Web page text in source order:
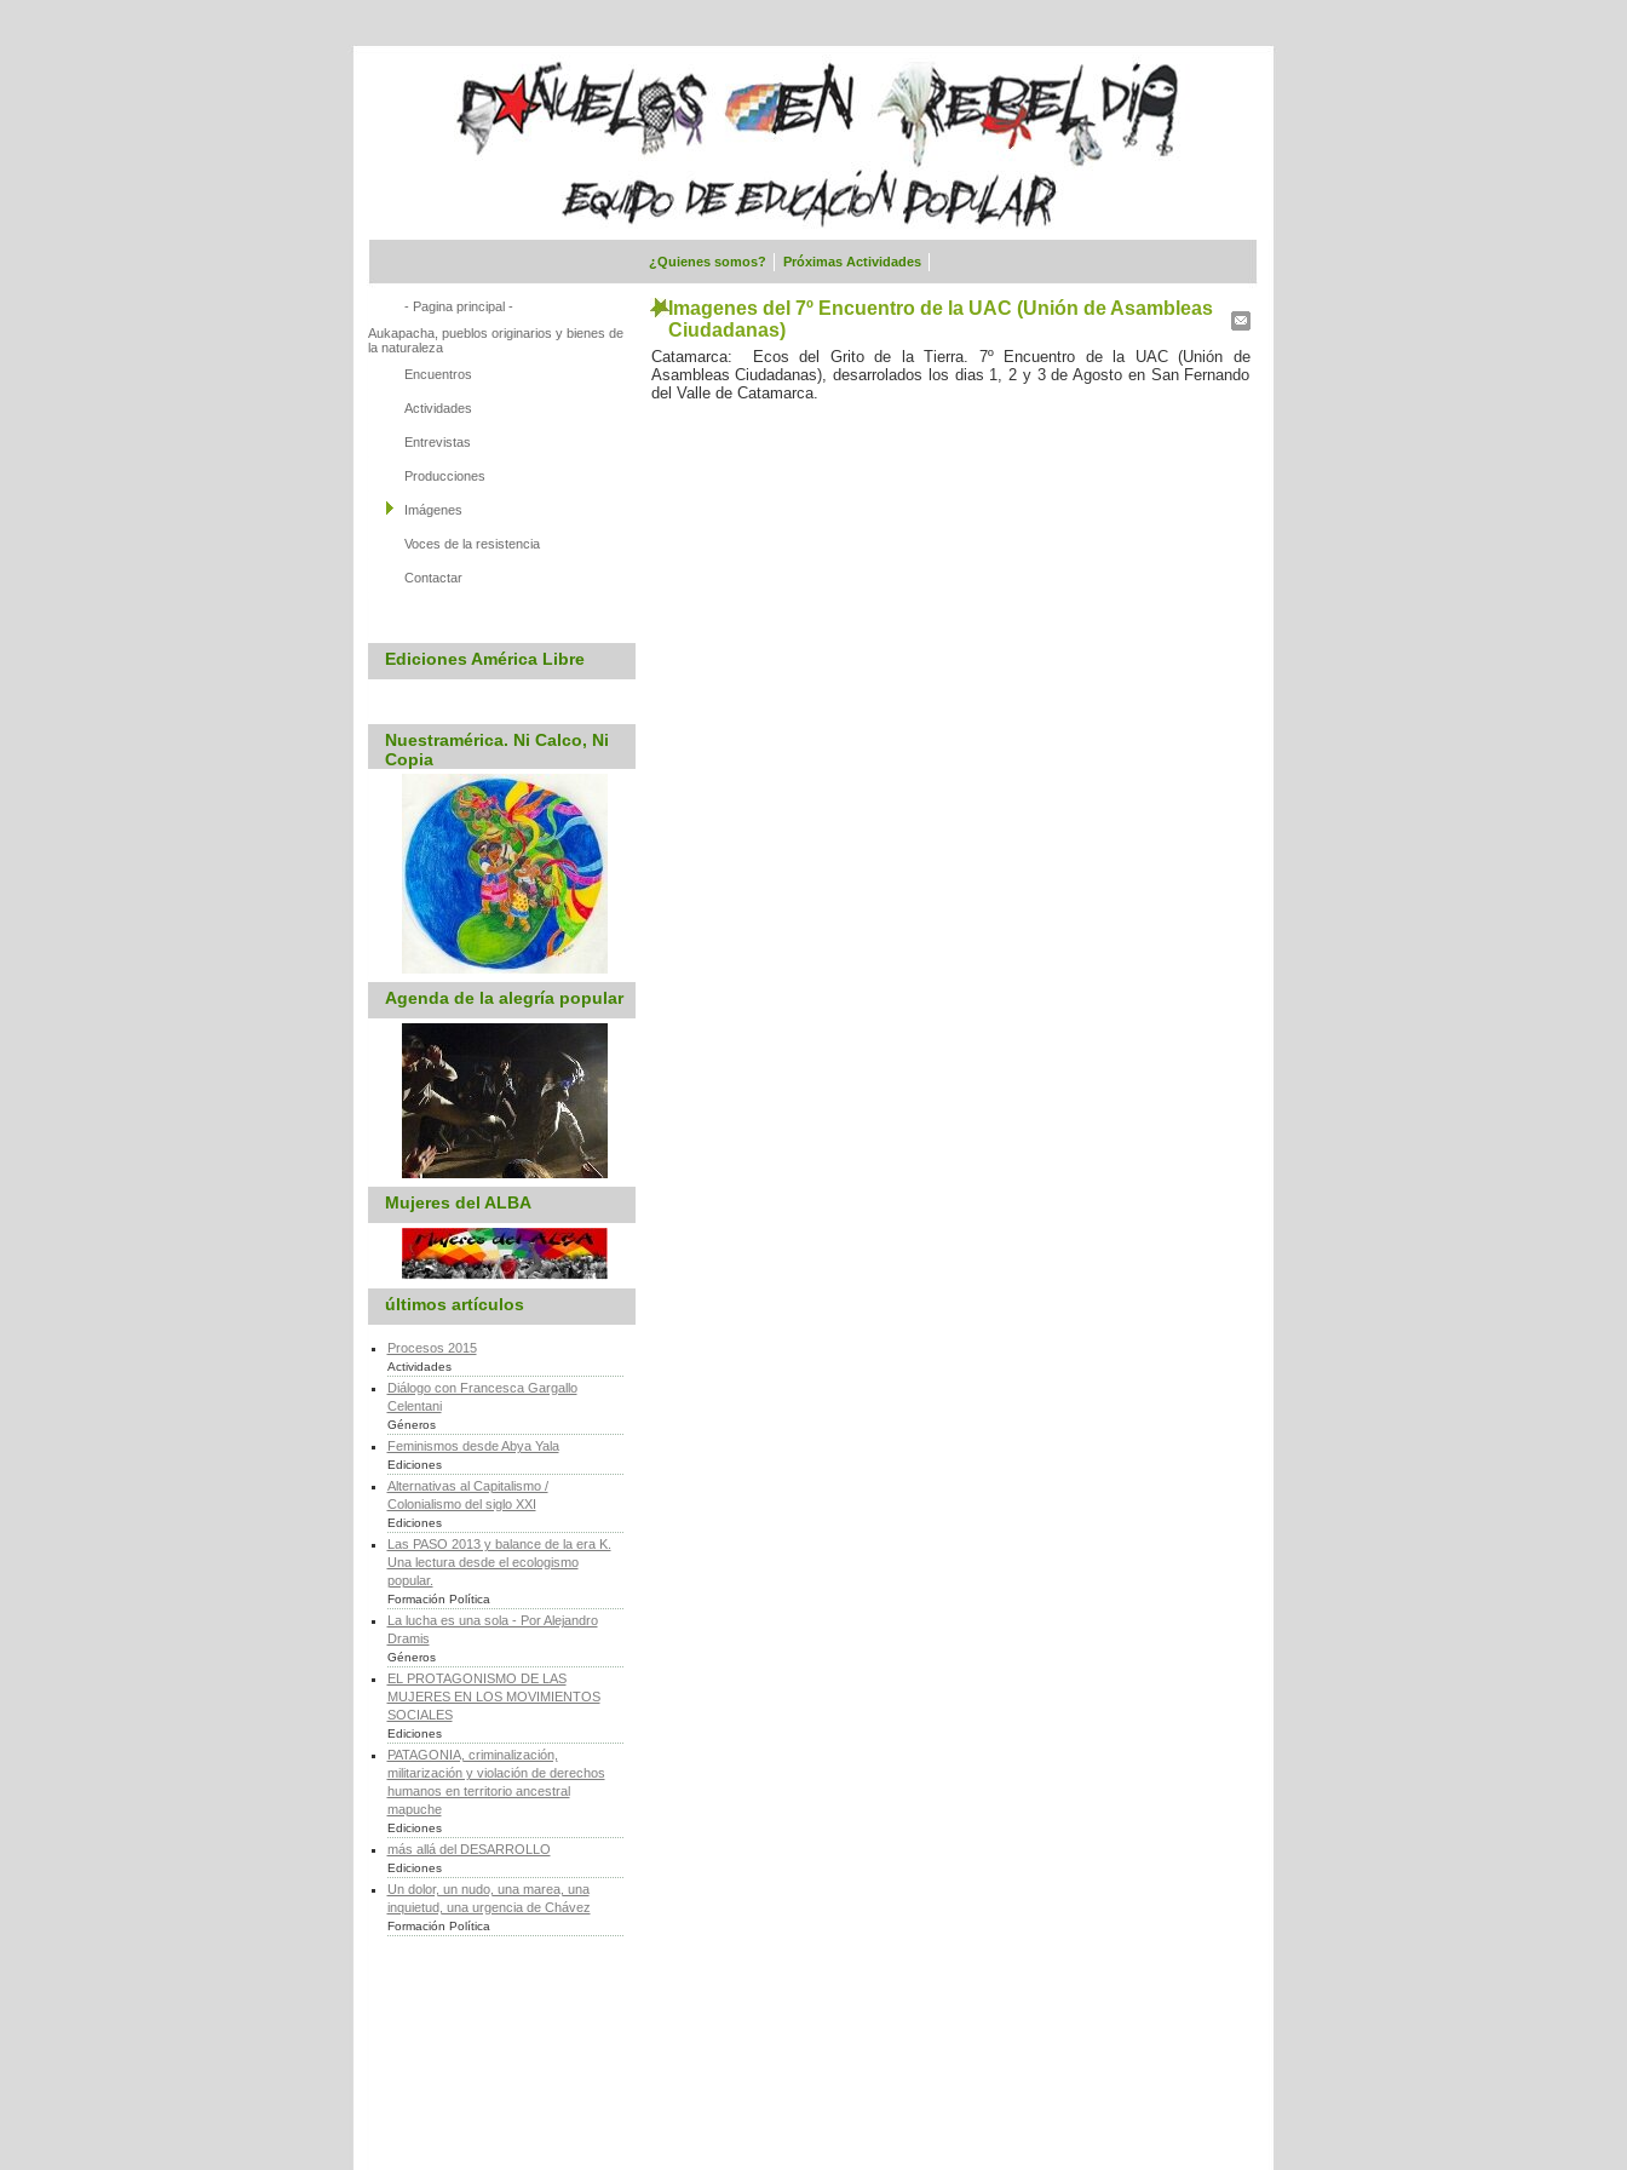
¿Quienes somos? Próximas Actividades
- Pagina principal -
Aukapacha, pueblos originarios y bienes de
la naturaleza
Encuentros
Actividades
Entrevistas
Producciones
Imágenes
Voces de la resistencia
Contactar
Ediciones América Libre
Nuestramérica. Ni Calco, Ni
Copia
Agenda de la alegría popular
Mujeres del ALBA
últimos artículos
Procesos 2015
Actividades
Diálogo con Francesca Gargallo
Celentani
Géneros
Feminismos desde Abya Yala
Ediciones
Alternativas al Capitalismo /
Colonialismo del siglo XXI
Ediciones
Las PASO 2013 y balance de la era K.
Una lectura desde el ecologismo
popular.
Formación Política
La lucha es una sola - Por Alejandro
Dramis
Géneros
EL PROTAGONISMO DE LAS
MUJERES EN LOS MOVIMIENTOS
SOCIALES
Ediciones
PATAGONIA, criminalización,
militarización y violación de derechos
humanos en territorio ancestral
mapuche
Ediciones
más allá del DESARROLLO
Ediciones
Un dolor, un nudo, una marea, una
inquietud, una urgencia de Chávez
Formación Política
Imagenes del 7º Encuentro de la UAC (Unión de Asambleas
Ciudadanas)
Catamarca: Ecos del Grito de la Tierra. 7º Encuentro de la UAC (Unión de
Asambleas Ciudadanas), desarrolados los dias 1, 2 y 3 de Agosto en San Fernando
del Valle de Catamarca.